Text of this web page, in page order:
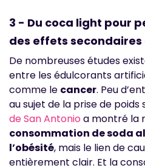
3 - Du coca light pour
des effets secondaires
De nombreuses études
entre les édulcorants
comme le cancer. Peu
au sujet de la prise de poids
de San Antonio a montré la
consommation de soda
l’obésité, mais le lien de
entièrement clair. Et la